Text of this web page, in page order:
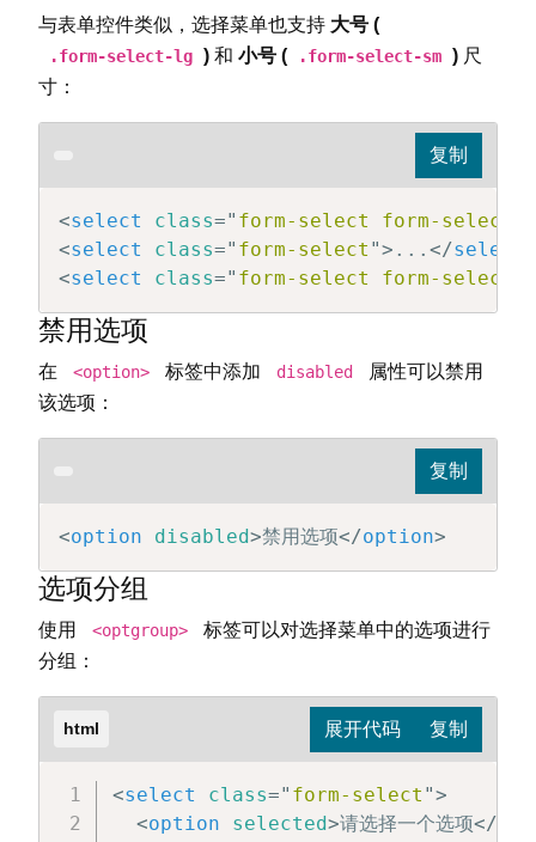
与表单控件类似，选择菜单也支持 大号 (
.form-select-lg ) 和 小号 ( .form-select-sm ) 尺
寸：
<select class=" form-select form-select-
<select class=" form-select "> ... </select
<select class=" form-select form-select-
禁用选项
在 <option> 标签中添加 disabled
属性可以禁用
该选项：
<option disabled>禁用选项</option>
选项分组
使用 <optgroup>
标签可以对选择菜单中的选项进行
分组：
html
<select class=" form-select ">
<option selected>请选择一个选项</